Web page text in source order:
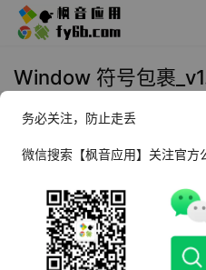
Window 符号包裹
2025年5月12日 10:49
软件介绍
假如给你一份电影清单或者
都没有打上书名号，如果是
务必关注，防止走丢
微信搜索【枫音应用】关注官方